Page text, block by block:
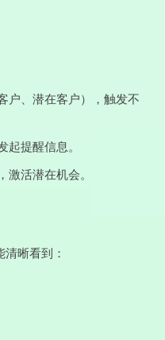
户、潜在客户），触发不
提醒信息。
活潜在机会。
清晰看到：